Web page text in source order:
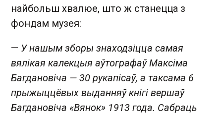
найбольш хвалюе, што ж станецца з
фондам музея:
— У нашым зборы знаходзіцца самая
вялікая калекцыя аўтографаў Максіма
Багдановіча — 30 рукапісаў, а таксама 6
прыжыццёвых выданняў кнігі вершаў
Багдановіча «Вянок» 1913 года. Сабраць